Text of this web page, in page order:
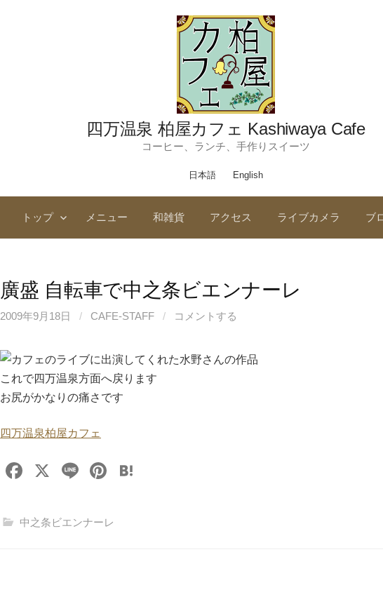
四万温泉 柏屋カフェ Kashiwaya Cafe
コーヒー、ランチ、手作りスイーツ
日本語 English
トップ メニュー 和雑貨 アクセス ライブカメラ ブ
廣盛 自転車で中之条ビエンナーレ
2009年9月18日 / CAFE-STAFF / コメントする
カフェのライブに出演してくれた水野さんの作品
これで四万温泉方面へ戻ります
お尻がかなりの痛さです
四万温泉柏屋カフェ
F
c
X
Li
e
Pi
er
中之条ビエンナーレ